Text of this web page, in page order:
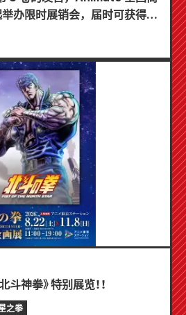
办限时展销会，届时可获得特
神拳》特别展览！！
之拳